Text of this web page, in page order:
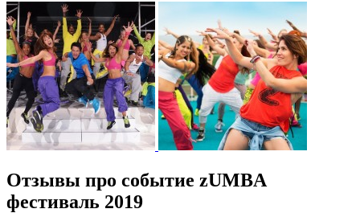
Отзывы про событие zUMBA
фестиваль 2019